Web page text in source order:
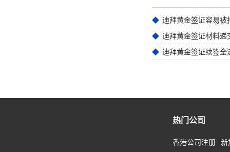
迪拜黄金签证材料递
迪拜黄金签证续签全
热门公司
香港公司注册
新